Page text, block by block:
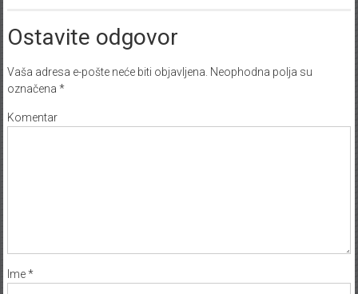
Ostavite odgovor
Vaša adresa e-pošte neće biti objavljena. Neophodna polja su
označena *
Komentar
Ime*